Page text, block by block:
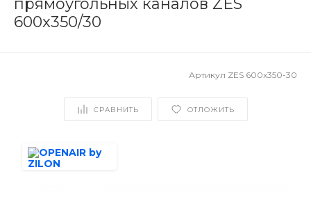
прямоугольных каналов ZES
600x350/30
Артикул ZES 600x350-30
СРАВНИТЬ ОТЛОЖИТЬ